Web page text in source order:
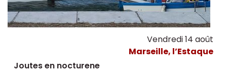
Vendredi 14 août
Marseille, l’Estaque
Joutes en nocturene